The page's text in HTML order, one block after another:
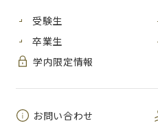
受験生
卒業生
学内限定情報
お問い合わせ
芸術学部所属
2020年9月］